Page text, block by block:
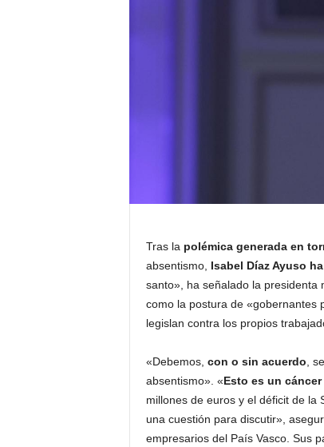
Tras la polémica generada en
absentismo, Isabel Díaz Ayuso
santo», ha señalado la presidenta
como la postura de «gobernantes
legislan contra los propios
«Debemos, con o sin acuerdo ,
absentismo». «Esto es un
millones de euros y el déficit de la
una cuestión para discutir»,
empresarios del País Vasco. Sus